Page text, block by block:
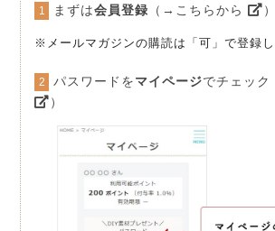
1 まずは会員登録 （→こちらから ）
※メールマガジンの購読は「可」で登録し
2 パスワードをマイページでチェッ
）